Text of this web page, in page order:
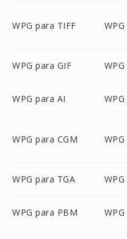
WPG para TIFF
WPG para GIF
WPG para AI
WPG para CGM
WPG para TGA
WPG para PBM